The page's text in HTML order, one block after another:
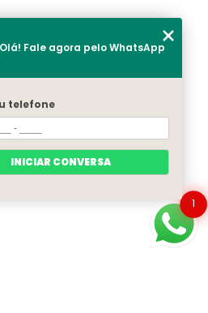
Monte
1
Fale agora pelo WhatsApp
telefone
INICIAR CONVERSA